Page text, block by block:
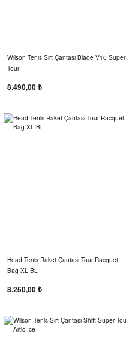
Wilson Tenis Sırt Çantası Blade V10 Super
Tour
8.490,00 ₺
Head Tenis Raket Çantası Tour Racquet
Bag XL BL
8.250,00 ₺